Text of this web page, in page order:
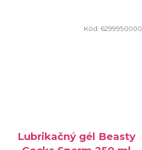
Lubrikačný gél Beasty
Kód: 6299950000